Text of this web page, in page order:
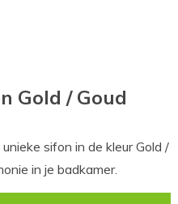
Gold / Goud
sifon in de kleur Gold /
in je badkamer.